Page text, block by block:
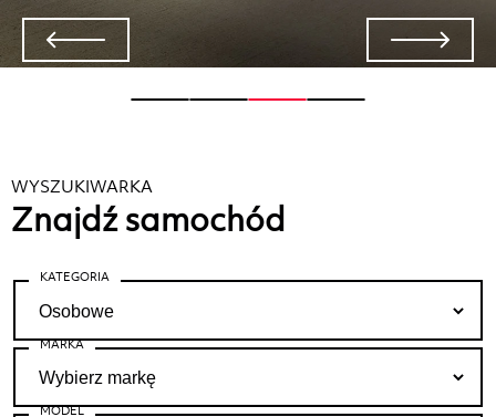
WYSZUKIWARKA
Znajdź samochód
KATEGORIA
MARKA
MODEL